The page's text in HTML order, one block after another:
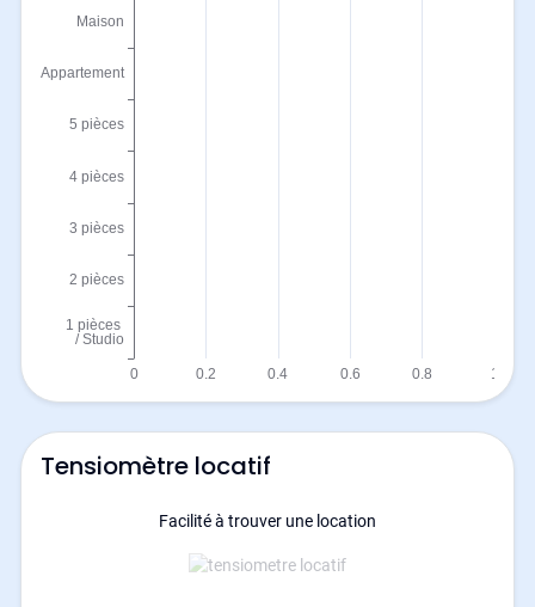
Tensiomètre locatif
Facilité à trouver une location